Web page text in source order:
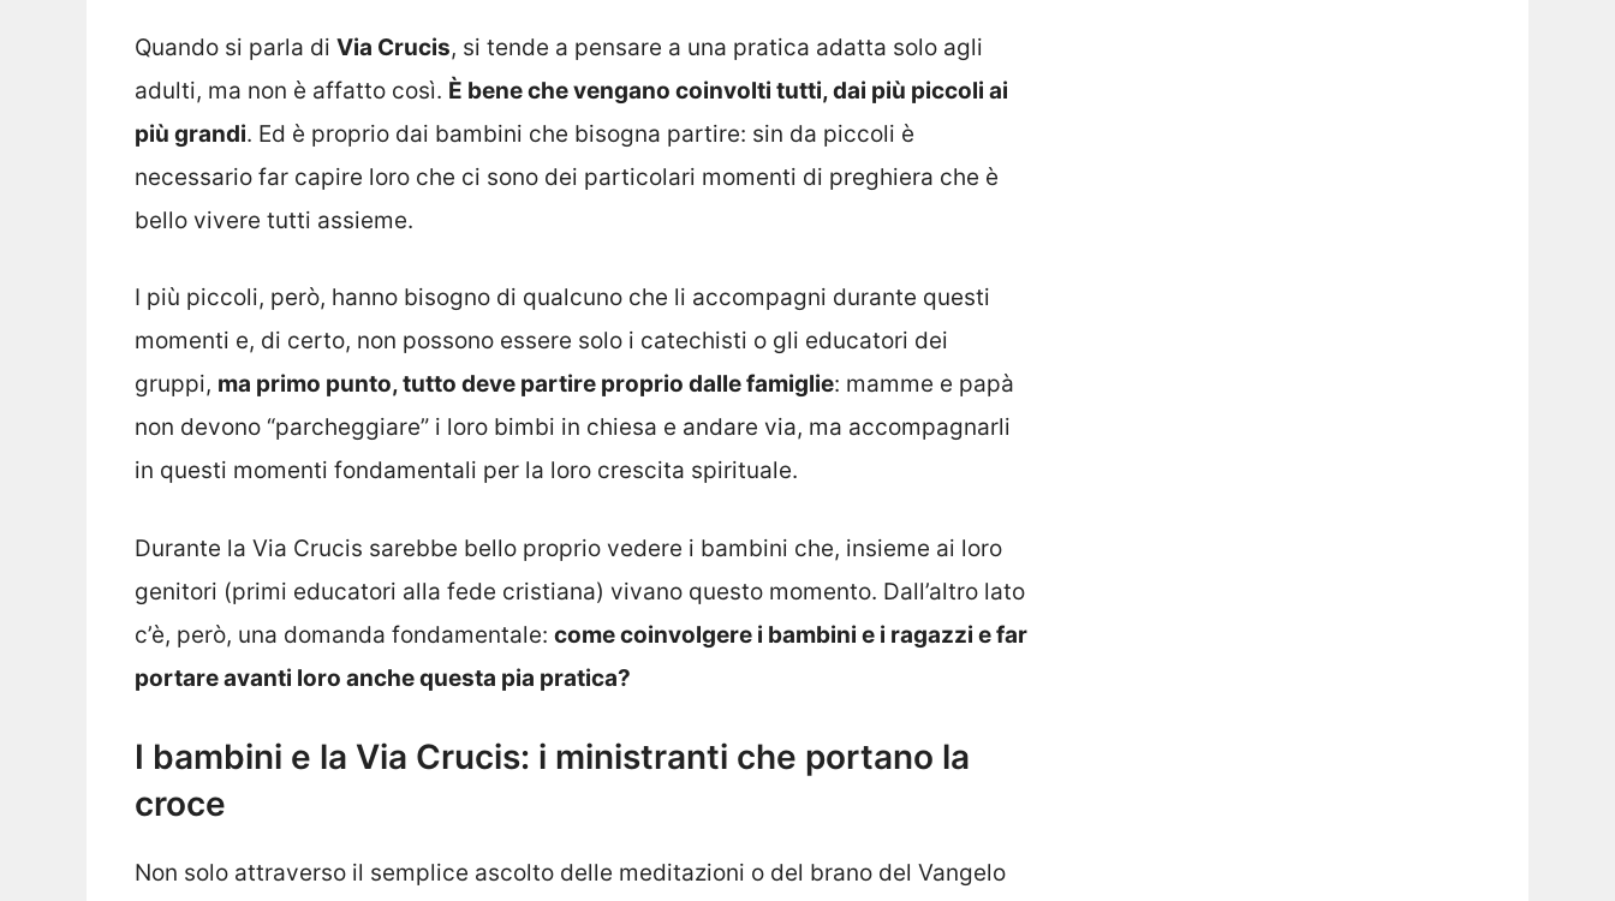
Quando si parla di Via Crucis, si tende a pensare a una pratica adatta solo agli
adulti, ma non è affatto così. È bene che vengano coinvolti tutti, dai più piccoli ai
più grandi. Ed è proprio dai bambini che bisogna partire: sin da piccoli è
necessario far capire loro che ci sono dei particolari momenti di preghiera che è
bello vivere tutti assieme.
I più piccoli, però, hanno bisogno di qualcuno che li accompagni durante questi
momenti e, di certo, non possono essere solo i catechisti o gli educatori dei
gruppi, ma primo punto, tutto deve partire proprio dalle famiglie: mamme e papà
non devono “parcheggiare” i loro bimbi in chiesa e andare via, ma accompagnarli
in questi momenti fondamentali per la loro crescita spirituale.
Durante la Via Crucis sarebbe bello proprio vedere i bambini che, insieme ai loro
genitori (primi educatori alla fede cristiana) vivano questo momento. Dall’altro lato
c’è, però, una domanda fondamentale: come coinvolgere i bambini e i ragazzi e far
portare avanti loro anche questa pia pratica?
I bambini e la Via Crucis: i ministranti che portano la
croce
Non solo attraverso il semplice ascolto delle meditazioni o del brano del Vangelo